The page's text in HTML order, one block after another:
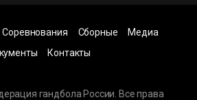
гандбола России. Все права
Соревнования Сборные
Медиа
Контакты